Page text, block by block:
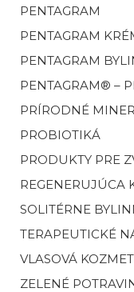
PENTAGRAM
PENTAGRAM
PENTAGRAM
PENTAGRAM® –
PRÍRODNÉ
PROBIOTIKÁ
PRODUKTY PRE
REGENERUJÚCA
SOLITÉRNE
TERAPEUTICKÉ
VLASOVÁ
ZELENÉ